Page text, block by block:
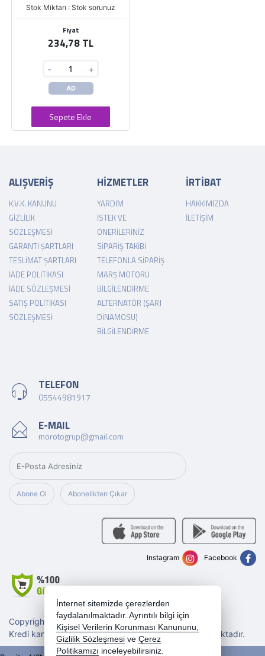
Stok Miktarı : Stok sorunuz
Fiyat
234,78 TL
- +
AD
Sepete Ekle
ALIŞVERİŞ
K.V.K. KANUNU
GIZLILIK
SÖZLEŞMESI
GARANTI ŞARTLARI
TESLIMAT ŞARTLARI
İADE POLITIKASI
İADE SÖZLEŞMESI
SATIŞ POLITIKASI
SÖZLEŞMESI
HİZMETLER
YARDIM
İSTEK VE
ÖNERILERINIZ
SIPARIŞ TAKIBI
TELEFONLA SIPARIŞ
MARŞ MOTORU
BILGILENDIRME
ALTERNATÖR (ŞARJ
DINAMOSU)
BILGILENDIRME
İRTİBAT
HAKKIMIZDA
İLETIŞIM
TELEFON
05544981917
E-MAIL
morotogrup@gmail.com
Abone Ol Abonelikten Çıkar
Copyright 2026 morotogrup.com - Tüm hakları saklıdır.
Kredi kartı bilgileriniz 256bit SSL sertifikası ile korunmaktadır.
Facebook
Instagram
İnternet sitemizde çerezlerden
faydalanılmaktadır. Ayrıntılı bilgi için
Kişisel Verilerin Korunması Kanununu,
Gizlilik Sözleşmesi ve Çerez
Politikamızı inceleyebilirsiniz.